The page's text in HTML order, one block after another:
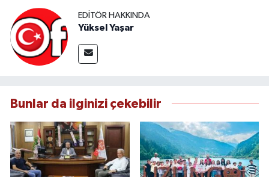
EDITÖR HAKKINDA
Yüksel Yaşar
Bunlar da ilginizi çekebilir